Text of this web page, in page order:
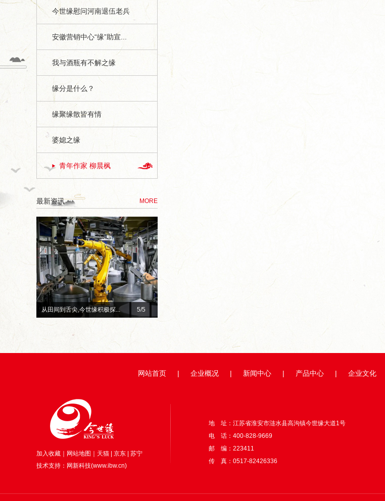
今世缘慰问河南退伍老兵
安徽营销中心“缘”助宣...
我与酒瓶有不解之缘
缘分是什么？
缘聚缘散皆有情
婆媳之缘
青年作家 柳晨枫
最新资讯 MORE
1/5
总台×今世缘官宣！李宇春、...
网站首页 | 企业概况 | 新闻中心 | 产品中心 | 企业文化
加入收藏 网站地图 天猫 京东
苏宁
技术支持： 网新科技(www.ibw.cn)
地 址：江苏省淮安市涟水县高沟镇今世缘大道1号
电 话：400-828-9669
邮 编：223411
传 真：0517-82426336